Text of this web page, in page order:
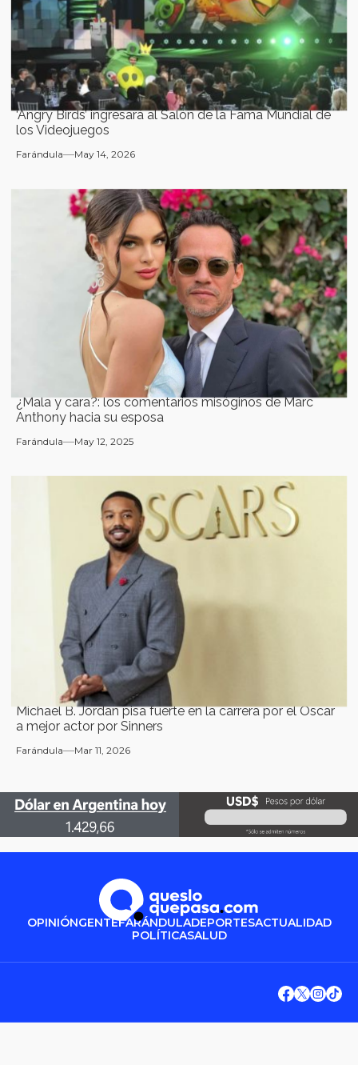
‘Angry Birds’ ingresará al Salón de la Fama Mundial de
los Videojuegos
Farándula May 14, 2026
¿Mala y cara?: los comentarios misóginos de Marc
Anthony hacia su esposa
Farándula May 12, 2025
Michael B. Jordan pisa fuerte en la carrera por el Óscar
a mejor actor por Sinners
Farándula Mar 11, 2026
OPINIÓNGENTEFARÁNDULADEPORTESACTUALIDAD
POLÍTICASALUD